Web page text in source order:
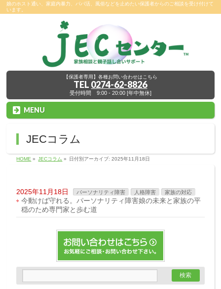
娘のホスト通い、家庭内暴力、パパ活、風俗などを止めたい保護者からのご相談を受け付けて
います。
【保護者専用】各種お問い合わせはこちら
TEL 0274-62-8826
受付時間 9:00 - 20:00 [年中無休]
MENU
JECコラム
HOME » JECコラム » 日付別アーカイブ: 2025年11月18日
2025年11月18日 パーソナリティ障害 人格障害 家族の対応
今動けば守れる。パーソナリティ障害娘の未来と家族の平
穏のため専門家と歩む道